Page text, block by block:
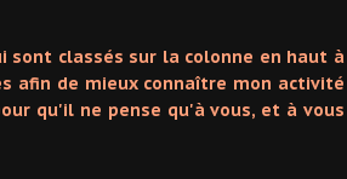
sont classés sur la colonne en haut à
afin de mieux connaître mon activité
qu'il ne pense qu'à vous, et à vous